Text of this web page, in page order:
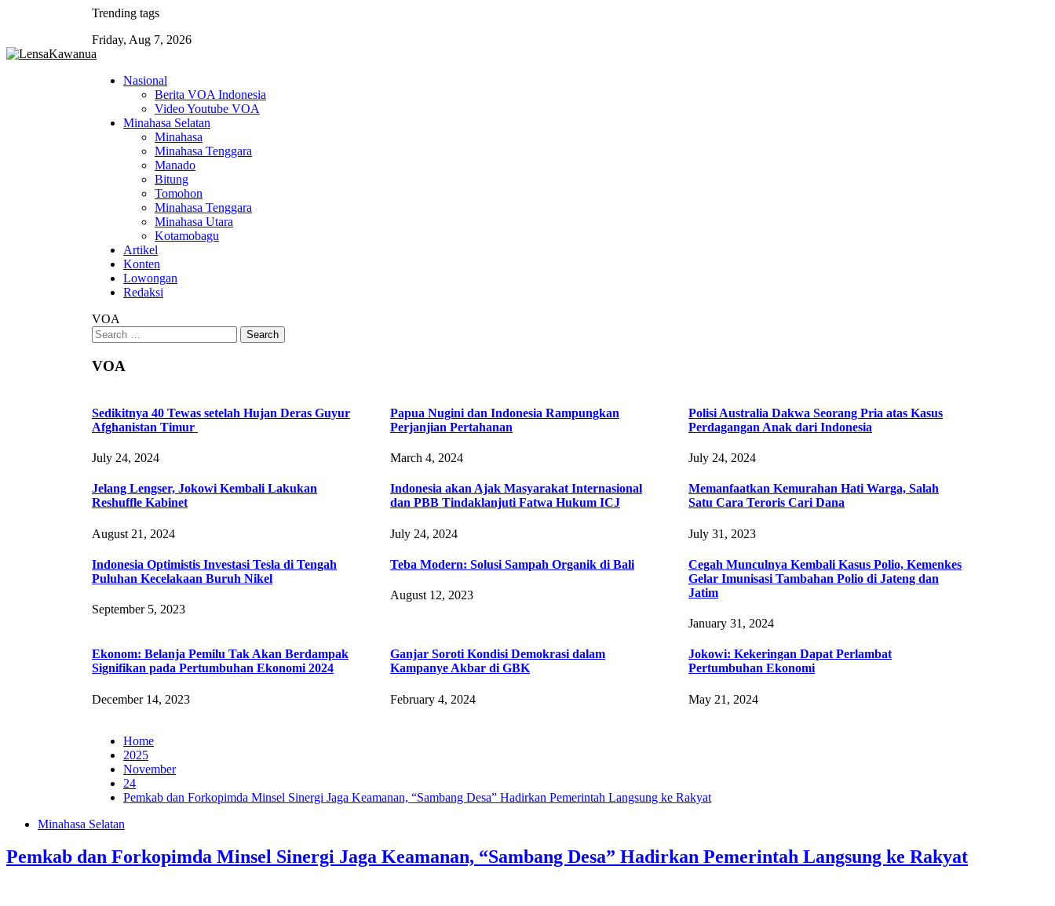
Trending tags
Friday, Aug 7, 2026
Nasional
Berita VOA Indonesia
Video Youtube VOA
Minahasa Selatan
Minahasa
Minahasa Tenggara
Manado
Bitung
Tomohon
Minahasa Tenggara
Minahasa Utara
Kotamobagu
Artikel
Konten
Lowongan
Redaksi
VOA
Search
for:
VOA
Sedikitnya 40 Tewas setelah Hujan Deras Guyur
Afghanistan Timur
July 24, 2024
Papua Nugini dan Indonesia Rampungkan
Perjanjian Pertahanan
March 4, 2024
Polisi Australia Dakwa Seorang Pria atas Kasus
Perdagangan Anak dari Indonesia
July 24, 2024
Jelang Lengser, Jokowi Kembali Lakukan
Reshuffle Kabinet
August 21, 2024
Indonesia akan Ajak Masyarakat Internasional
dan PBB Tindaklanjuti Fatwa Hukum ICJ
July 24, 2024
Memanfaatkan Kemurahan Hati Warga, Salah
Satu Cara Teroris Cari Dana
July 31, 2023
Indonesia Optimistis Investasi Tesla di Tengah
Puluhan Kecelakaan Buruh Nikel
September 5, 2023
Teba Modern: Solusi Sampah Organik di Bali
August 12, 2023
Cegah Munculnya Kembali Kasus Polio, Kemenkes
Gelar Imunisasi Tambahan Polio di Jateng dan
Jatim
January 31, 2024
Ekonom: Belanja Pemilu Tak Akan Berdampak
Signifikan pada Pertumbuhan Ekonomi 2024
December 14, 2023
Ganjar Soroti Kondisi Demokrasi dalam
Kampanye Akbar di GBK
February 4, 2024
Jokowi: Kekeringan Dapat Perlambat
Pertumbuhan Ekonomi
May 21, 2024
Home
2025
November
24
Pemkab dan Forkopimda Minsel Sinergi Jaga Keamanan, “Sambang Desa” Hadirkan Pemerintah Langsung ke Rakyat‎
Minahasa Selatan
Pemkab dan Forkopimda Minsel Sinergi Jaga Keamanan, “Sambang Desa” Hadirkan Pemerintah Langsung ke Rakyat‎